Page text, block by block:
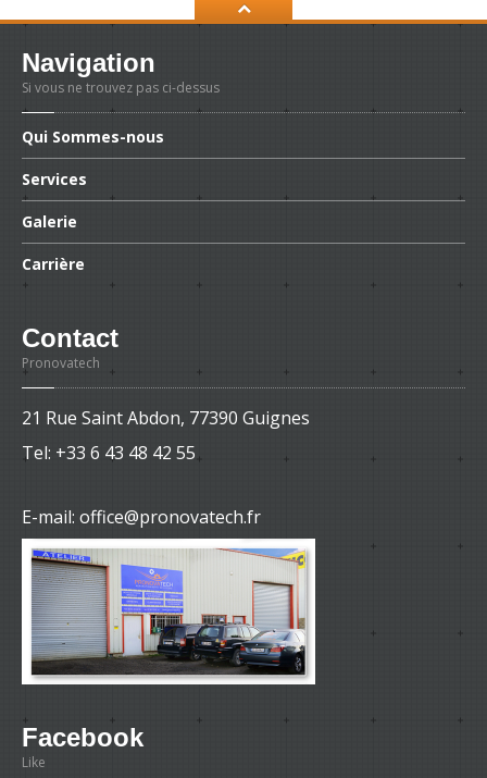
Navigation
Si vous ne trouvez pas ci-dessus
Qui Sommes-nous
Services
Galerie
Carrière
Contact
Pronovatech
21 Rue Saint Abdon, 77390 Guignes
Tel: +33 6 43 48 42 55
E-mail: office@pronovatech.fr
Facebook
Like